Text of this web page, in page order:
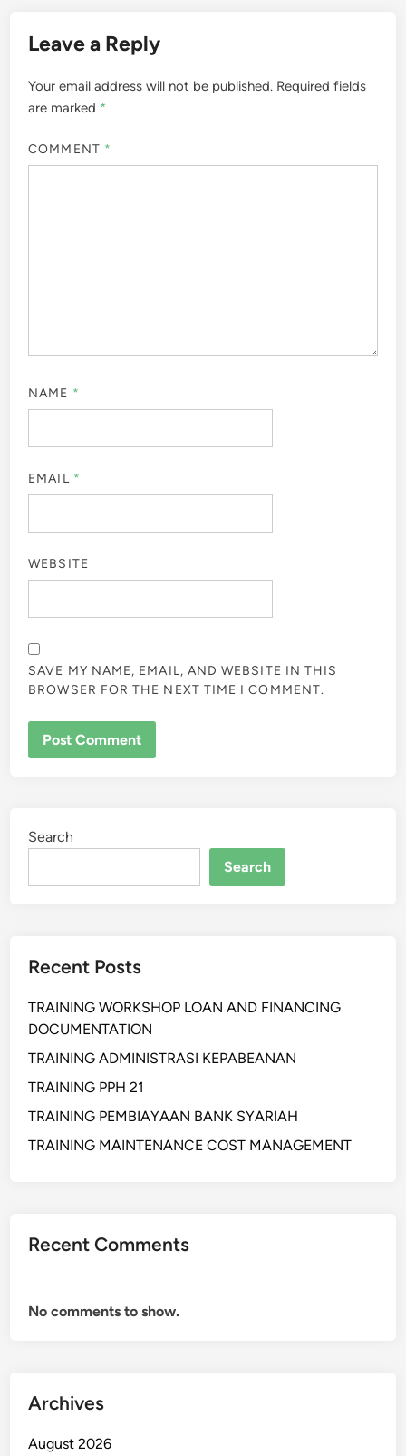
Leave a Reply
Your email address will not be published. Required fields
are marked *
COMMENT *
NAME *
EMAIL *
WEBSITE
SAVE MY NAME, EMAIL, AND WEBSITE IN THIS
BROWSER FOR THE NEXT TIME I COMMENT.
Search
Search
Recent Posts
TRAINING WORKSHOP LOAN AND FINANCING
DOCUMENTATION
TRAINING ADMINISTRASI KEPABEANAN
TRAINING PPH 21
TRAINING PEMBIAYAAN BANK SYARIAH
TRAINING MAINTENANCE COST MANAGEMENT
Recent Comments
No comments to show.
Archives
August 2026